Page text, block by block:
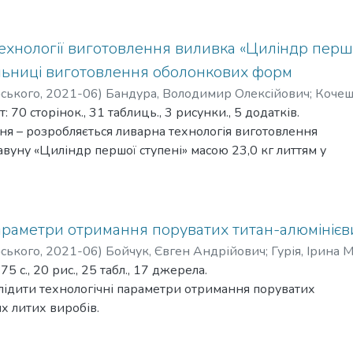
– алюмоматричні КМ використовуються в
– з коефіцієнта економічної ефективності,
вигідною.
щодо розвитку об’єкта дослідження – методика
(брикетів) та використання
образчиків.
виготовлення виливка «Циліндр
виготовлення оболонкових форм
, 2021-06) Бандура, Володимир Олексійович;
сторінок., 31 таблиць., 3 рисунки., 5 додатків.
– розробляється ливарна технологія виготовлення
«Циліндр першої ступені» масою 23,0 кг литтям у
оболонкових форм.
– розроблена технологія ливарної форми,
планування відділення оболонкових форм та ливарного
можуть бути рекомендовані для впровадження
(до 40 кг) чавунних виливків середньої складності в
масового виробництва.
отримання поруватих титан-
, 2021-06) Бойчук, Євген Андрійович; Гурія, Ірина
с., 20 рис., 25 табл., 17 джерела.
технологічні параметри отримання поруватих
литих виробів.
– процес виготовлення поруватих литих виробів.